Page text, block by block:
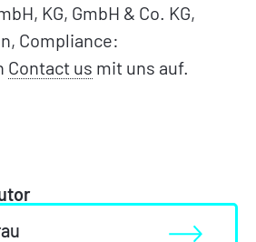
KG, GmbH & Co. KG,
Compliance:
Contact us mit uns auf.